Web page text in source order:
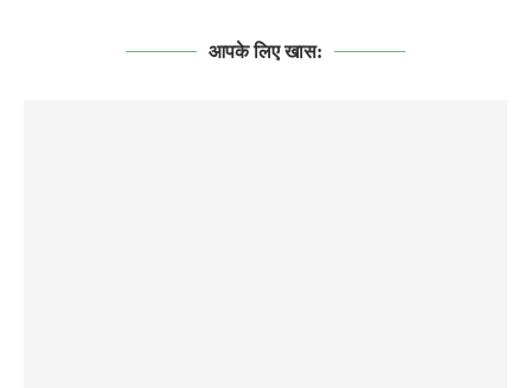
आपके लिए खास: